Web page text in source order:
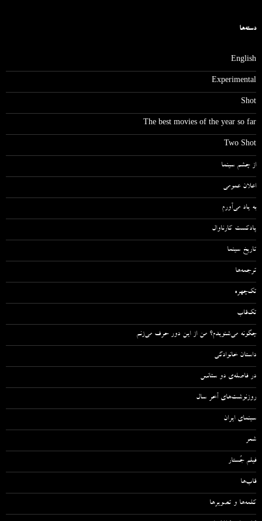
دسته‌ها
English
Experimental
Shot
The best movies of the year so far
Two Shot
از چشم سینما
اعلان عمومی
به یاد می‌آورم
پادکست کارناوال
تاریخ سینما
ترجمه‌ها
تک‌چهره
تک‌قاب
چگونه می‌شنویدم؟ من از این دور حرف می‌زنم
داستان خانوادگی
در فاصله‌ی دو سئانس
روزنوشت‌های آخر سال
سینمای ایران
شعر
فیلم جُستار
قاب‌ها
کلمه‌ها و تصویرها